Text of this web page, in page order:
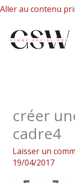
Aller au contenu
Aller
contenu
créer
cadre4
Laisser un
19/04/2017